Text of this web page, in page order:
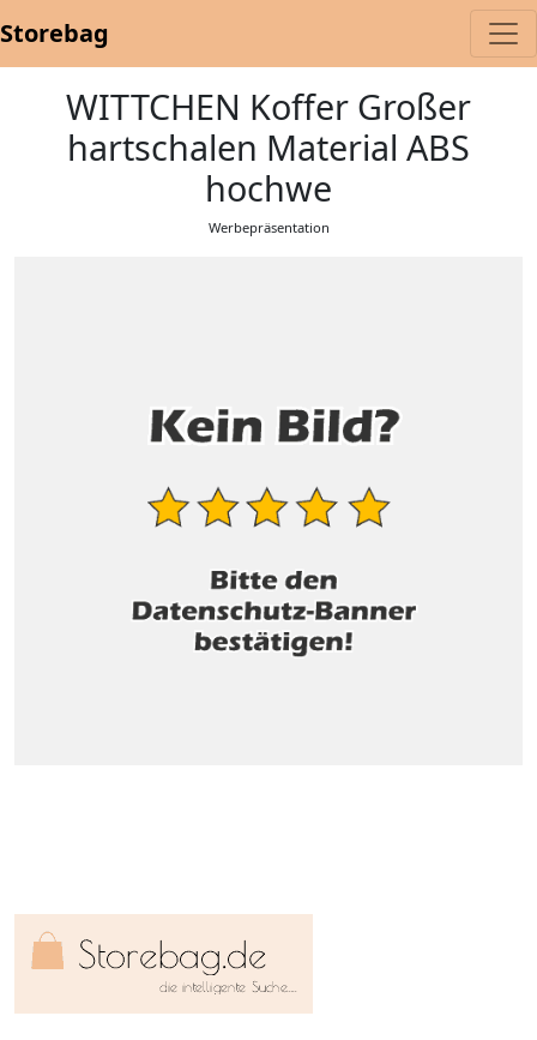
Storebag
WITTCHEN Koffer Großer
hartschalen Material ABS
hochwe
Werbepräsentation